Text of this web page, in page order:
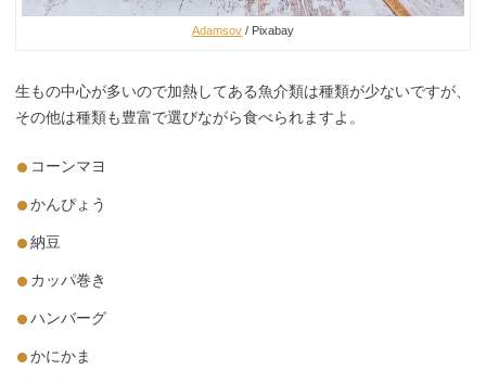
Adamsov / Pixabay
生もの中心が多いので加熱してある魚介類は種類が少ないですが、
その他は種類も豊富で選びながら食べられますよ。
コーンマヨ
かんぴょう
納豆
カッパ巻き
ハンバーグ
かにかま